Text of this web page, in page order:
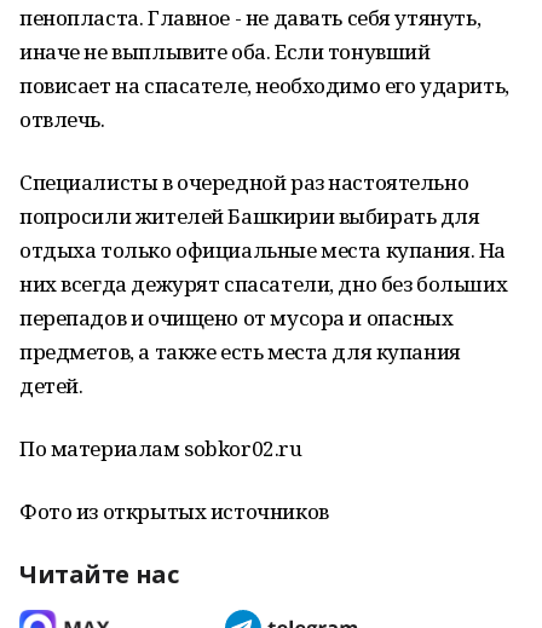
пенопласта. Главное - не давать себя утянуть,
иначе не выплывите оба. Если тонувший
повисает на спасателе, необходимо его ударить,
отвлечь.
Специалисты в очередной раз настоятельно
попросили жителей Башкирии выбирать для
отдыха только официальные места купания. На
них всегда дежурят спасатели, дно без больших
перепадов и очищено от мусора и опасных
предметов, а также есть места для купания
детей.
По материалам sobkor02.ru
Фото из открытых источников
Читайте нас